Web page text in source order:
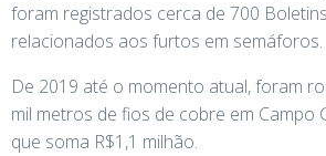
foram registrados cerca de 700
relacionados aos furtos em semáforos.
De 2019 até o momento atual, foram
mil metros de fios de cobre em Campo
que soma R$1,1 milhão.